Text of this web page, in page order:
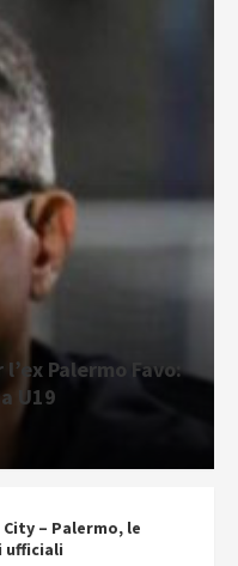
Palermo Favo:
U19
– Palermo, le
ufficiali